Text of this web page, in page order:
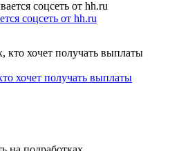
соцсеть от hh.ru
хочет получать выплаты